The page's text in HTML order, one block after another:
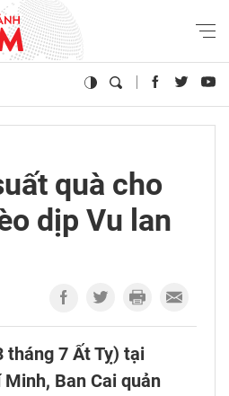
quà cho
dịp Vu lan
tháng 7 Ất Tỵ) tại
Ban Cai quản